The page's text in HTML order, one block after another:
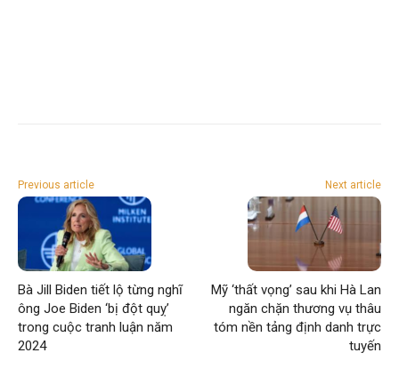
Previous article
Bà Jill Biden tiết lộ từng nghĩ
ông Joe Biden ‘bị đột quỵ’
trong cuộc tranh luận năm
2024
Next article
Mỹ ‘thất vọng’ sau khi Hà Lan
ngăn chặn thương vụ thâu
tóm nền tảng định danh trực
tuyến